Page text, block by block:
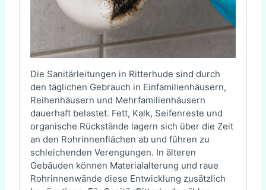
Die Sanitärleitungen in Ritterhude sind durch
den täglichen Gebrauch in Einfamilienhäusern,
Reihenhäusern und Mehrfamilienhäusern
dauerhaft belastet. Fett, Kalk, Seifenreste und
organische Rückstände lagern sich über die Zeit
an den Rohrinnenflächen ab und führen zu
schleichenden Verengungen. In älteren
Gebäuden können Materialalterung und raue
Rohrinnenwände diese Entwicklung zusätzlich